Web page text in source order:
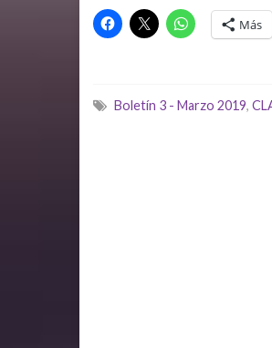
Más
Boletín 3 - Marzo 2019,